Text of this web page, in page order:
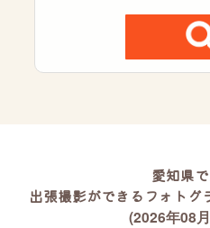
愛知県
出張撮影ができるフォトグ
(2026年08